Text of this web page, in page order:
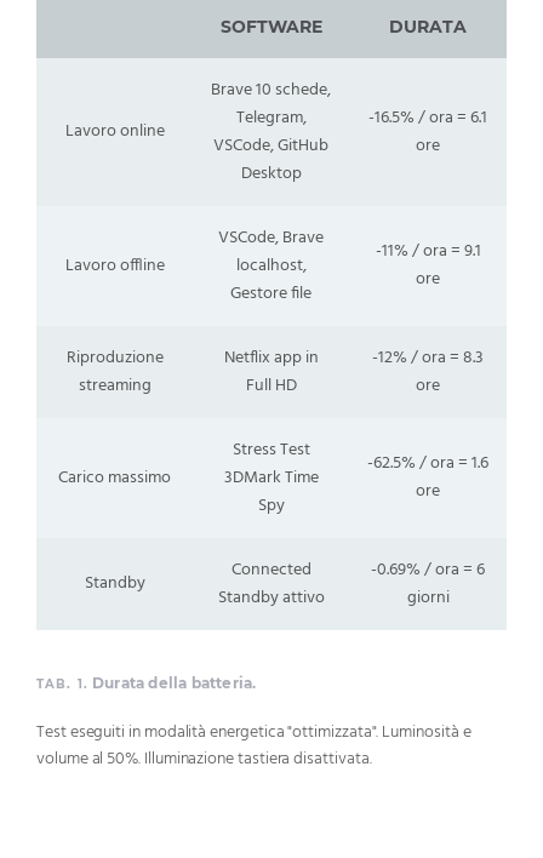
SOFTWARE DURATA
Lavoro online
Brave 10 schede,
Telegram,
VSCode, GitHub
Desktop
-16.5% / ora = 6.1
ore
Lavoro offline
VSCode, Brave
localhost,
Gestore file
-11% / ora = 9.1
ore
Riproduzione
streaming
Netflix app in
Full HD
-12% / ora = 8.3
ore
Carico massimo
Stress Test
3DMark Time
Spy
-62.5% / ora = 1.6
ore
Standby
Connected
Standby attivo
-0.69% / ora = 6
giorni
TAB. 1. Durata della batteria.
Test eseguiti in modalità energetica "ottimizzata". Luminosità e
volume al 50%. Illuminazione tastiera disattivata.